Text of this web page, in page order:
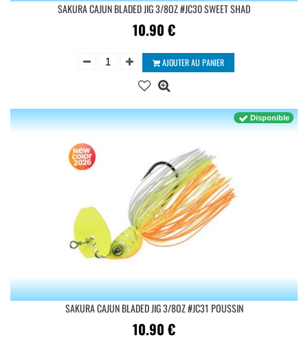
SAKURA CAJUN BLADED JIG 3/8OZ #JC30 SWEET SHAD
10.90 €
AJOUTER AU PANIER
SAKURA CAJUN BLADED JIG 3/8OZ #JC31 POUSSIN
10.90 €
Disponible